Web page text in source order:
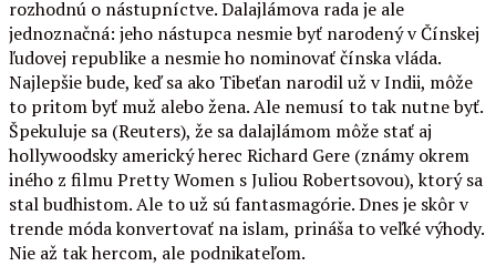
rozhodnú o nástupníctve. Dalajlámova rada je ale
jednoznačná: jeho nástupca nesmie byť narodený v Čínskej
ľudovej republike a nesmie ho nominovať čínska vláda.
Najlepšie bude, keď sa ako Tibeťan narodil už v Indii, môže
to pritom byť muž alebo žena. Ale nemusí to tak nutne byť.
Špekuluje sa (Reuters), že sa dalajlámom môže stať aj
hollywoodsky americký herec Richard Gere (známy okrem
iného z filmu Pretty Women s Juliou Robertsovou), ktorý sa
stal budhistom. Ale to už sú fantasmagórie. Dnes je skôr v
trende móda konvertovať na islam, prináša to veľké výhody.
Nie až tak hercom, ale podnikateľom.